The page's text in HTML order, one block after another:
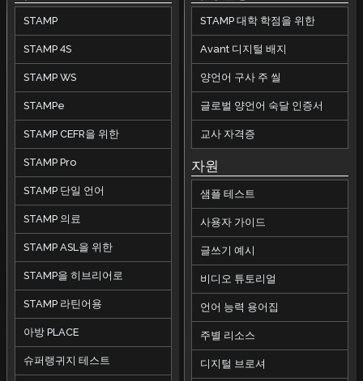
STAMP
STAMP 4S
STAMP WS
STAMPe
STAMP CEFR을 위한
STAMP Pro
STAMP 단일 언어
STAMP 의료
STAMP ASL을 위한
STAMP을 히브리어로
STAMP 라틴어용
아방 PLACE
슈퍼랭귀지 테스트
STAMP 대학 학점을 위한
Avant 디지털 배지
양언어 구사 주 씰
글로벌 양언어 숙달 인증서
교사 자격증
자원
샘플 테스트
사용자 가이드
글쓰기 예시
비디오 튜토리얼
언어 능력 용어집
주별 리소스
디지털 브로셔